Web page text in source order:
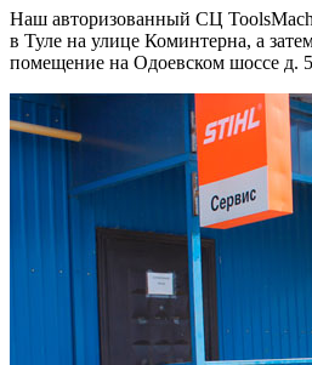
Наш авторизованный СЦ
в Туле на улице Коминтерна, а
помещение на Одоевском шоссе д.